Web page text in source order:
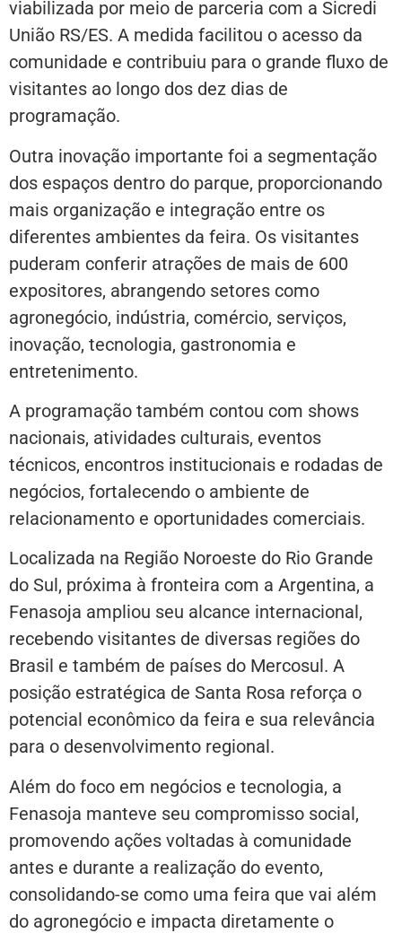
viabilizada por meio de parceria com a Sicredi
União RS/ES. A medida facilitou o acesso da
comunidade e contribuiu para o grande fluxo de
visitantes ao longo dos dez dias de
programação.
Outra inovação importante foi a segmentação
dos espaços dentro do parque, proporcionando
mais organização e integração entre os
diferentes ambientes da feira. Os visitantes
puderam conferir atrações de mais de 600
expositores, abrangendo setores como
agronegócio, indústria, comércio, serviços,
inovação, tecnologia, gastronomia e
entretenimento.
A programação também contou com shows
nacionais, atividades culturais, eventos
técnicos, encontros institucionais e rodadas de
negócios, fortalecendo o ambiente de
relacionamento e oportunidades comerciais.
Localizada na Região Noroeste do Rio Grande
do Sul, próxima à fronteira com a Argentina, a
Fenasoja ampliou seu alcance internacional,
recebendo visitantes de diversas regiões do
Brasil e também de países do Mercosul. A
posição estratégica de Santa Rosa reforça o
potencial econômico da feira e sua relevância
para o desenvolvimento regional.
Além do foco em negócios e tecnologia, a
Fenasoja manteve seu compromisso social,
promovendo ações voltadas à comunidade
antes e durante a realização do evento,
consolidando-se como uma feira que vai além
do agronegócio e impacta diretamente o